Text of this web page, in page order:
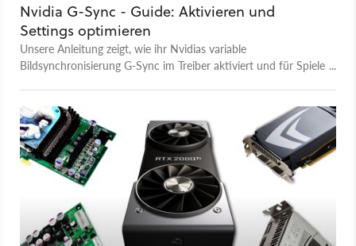
Nvidia G-Sync - Guide: Aktivieren und
Settings optimieren
Unsere Anleitung zeigt, wie ihr Nvidias variable
Bildsynchronisierung G-Sync im Treiber aktiviert und für Spiele